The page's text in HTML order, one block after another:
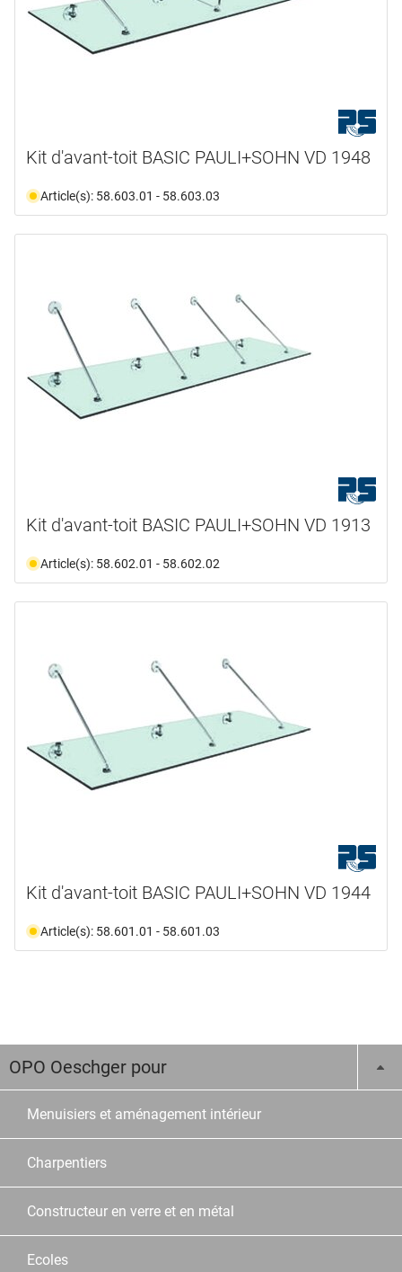
Kit d'avant-toit BASIC PAULI+SOHN VD 1948
Article(s): 58.603.01 - 58.603.03
Kit d'avant-toit BASIC PAULI+SOHN VD 1913
Article(s): 58.602.01 - 58.602.02
Kit d'avant-toit BASIC PAULI+SOHN VD 1944
Article(s): 58.601.01 - 58.601.03
OPO Oeschger pour
Menuisiers et aménagement intérieur
Charpentiers
Constructeur en verre et en métal
Ecoles